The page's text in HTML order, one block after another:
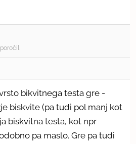
bikvitnega testa gre -
biskvite (pa tudi pol manj kot
biskvitna testa, kot npr
pa maslo. Gre pa tudi